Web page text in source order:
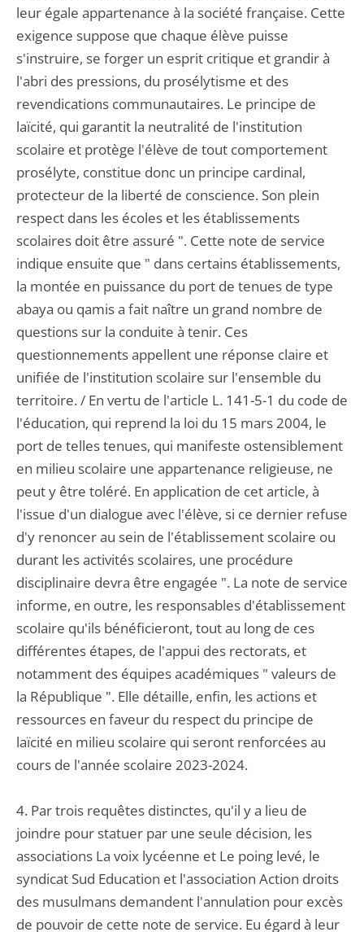
leur égale appartenance à la société française. Cette
exigence suppose que chaque élève puisse
s'instruire, se forger un esprit critique et grandir à
l'abri des pressions, du prosélytisme et des
revendications communautaires. Le principe de
laïcité, qui garantit la neutralité de l'institution
scolaire et protège l'élève de tout comportement
prosélyte, constitue donc un principe cardinal,
protecteur de la liberté de conscience. Son plein
respect dans les écoles et les établissements
scolaires doit être assuré ". Cette note de service
indique ensuite que " dans certains établissements,
la montée en puissance du port de tenues de type
abaya ou qamis a fait naître un grand nombre de
questions sur la conduite à tenir. Ces
questionnements appellent une réponse claire et
unifiée de l'institution scolaire sur l'ensemble du
territoire. / En vertu de l'article L. 141-5-1 du code de
l'éducation, qui reprend la loi du 15 mars 2004, le
port de telles tenues, qui manifeste ostensiblement
en milieu scolaire une appartenance religieuse, ne
peut y être toléré. En application de cet article, à
l'issue d'un dialogue avec l'élève, si ce dernier refuse
d'y renoncer au sein de l'établissement scolaire ou
durant les activités scolaires, une procédure
disciplinaire devra être engagée ". La note de service
informe, en outre, les responsables d'établissement
scolaire qu'ils bénéficieront, tout au long de ces
différentes étapes, de l'appui des rectorats, et
notamment des équipes académiques " valeurs de
la République ". Elle détaille, enfin, les actions et
ressources en faveur du respect du principe de
laïcité en milieu scolaire qui seront renforcées au
cours de l'année scolaire 2023-2024.
4. Par trois requêtes distinctes, qu'il y a lieu de
joindre pour statuer par une seule décision, les
associations La voix lycéenne et Le poing levé, le
syndicat Sud Education et l'association Action droits
des musulmans demandent l'annulation pour excès
de pouvoir de cette note de service. Eu égard à leur